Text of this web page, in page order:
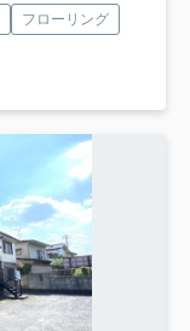
フローリング